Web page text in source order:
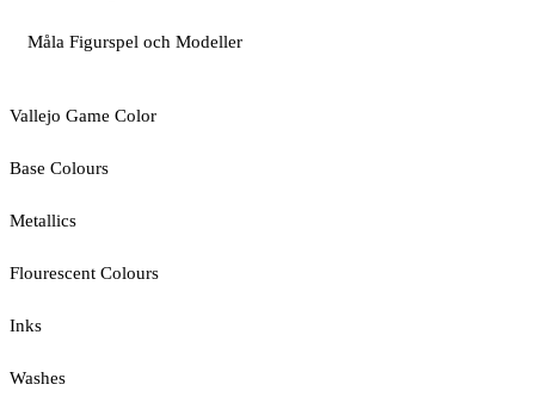
Måla Figurspel och Modeller
Vallejo Game Color
Base Colours
Metallics
Flourescent Colours
Inks
Washes